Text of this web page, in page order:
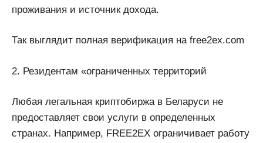
проживания и источник дохода.
Так выглядит полная верификация на free2ex.com
2. Резидентам «ограниченных территорий
Любая легальная криптобиржа в Беларуси не
предоставляет свои услуги в определенных
странах. Например, FREE2EX ограничивает работу